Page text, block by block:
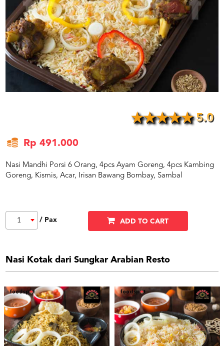
BLOG
TERMS
&
CONDITIONS
CALL
CENTER
5.0
Rp 491.000
Nasi Mandhi Porsi 6 Orang, 4pcs Ayam Goreng, 4pcs Kambing
Goreng, Kismis, Acar, Irisan Bawang Bombay, Sambal
1 / Pax ADD TO CART
Nasi Kotak dari Sungkar Arabian Resto